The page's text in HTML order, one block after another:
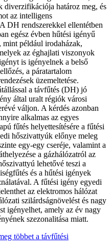
diverzifikációja határoz meg, és
az intelligens
DH rendszerekkel ellentétben
egész évben hűtési igényű
például irodaházak,
az éghajlati viszonyok
is igényelnek a belső
a páratartalom
üzemeltetése.
a távfűtés (DH) jó
által uralt régiók városi
váljon. A kérdés azonban
alkalmas az egyes
fűtés helyettesítésére a fűtési
hőszivattyúk előnye meleg
egy-egy cseréje, valamint a
a gázhálózatról az
lehetővé teszi a
és a hűtési igények
A fűtési igény egyedi
az elektromos hálózat
szilárdságnövelést és nagy
igényelhet, amely az év nagy
szezonalitása miatt.
többet a távfűtési